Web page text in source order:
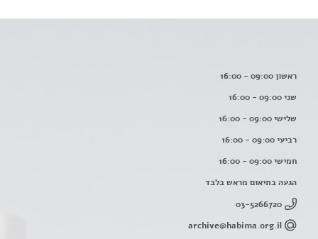
ראשון 09:00 - 16:00
שני 09:00 - 16:00
שלישי 09:00 - 16:00
רביעי 09:00 - 16:00
חמישי 09:00 - 16:00
הגעה בתיאום מראש בלבד
03-5266720
archive@habima.org.il